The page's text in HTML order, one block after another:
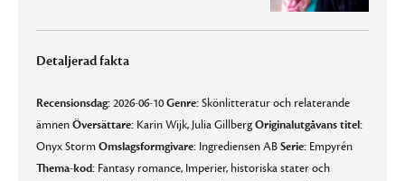
Detaljerad fakta
Recensionsdag:2026-06-10Genre:Skönlitteratur och relaterande
ämnenÖversättare: Karin Wijk, Julia GillbergOriginalutgåvans titel:
Onyx StormOmslagsformgivare: Ingrediensen ABSerie: Empyrén
Thema-kod: Fantasy romance, Imperier, historiska stater och